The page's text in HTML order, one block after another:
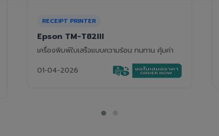
RECEIPT PRINTER
Epson TM-T88VII
เครื่องพิมพ์ใบเสร็จความร้อนรุ่นท็อป ความเร็วสูง
01-04-2026